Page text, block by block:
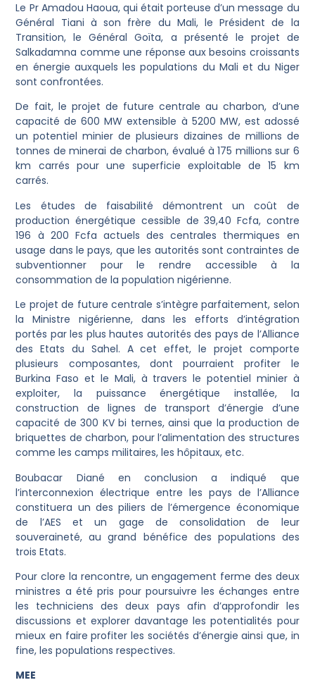
Le Pr Amadou Haoua, qui était porteuse d’un message du
Général Tiani à son frère du Mali, le Président de la
Transition, le Général Goïta, a présenté le projet de
Salkadamna comme une réponse aux besoins croissants
en énergie auxquels les populations du Mali et du Niger
sont confrontées.
De fait, le projet de future centrale au charbon, d’une
capacité de 600 MW extensible à 5200 MW, est adossé
un potentiel minier de plusieurs dizaines de millions de
tonnes de minerai de charbon, évalué à 175 millions sur 6
km carrés pour une superficie exploitable de 15 km
carrés.
Les études de faisabilité démontrent un coût de
production énergétique cessible de 39,40 Fcfa, contre
196 à 200 Fcfa actuels des centrales thermiques en
usage dans le pays, que les autorités sont contraintes de
subventionner pour le rendre accessible à la
consommation de la population nigérienne.
Le projet de future centrale s’intègre parfaitement, selon
la Ministre nigérienne, dans les efforts d’intégration
portés par les plus hautes autorités des pays de l’Alliance
des Etats du Sahel. A cet effet, le projet comporte
plusieurs composantes, dont pourraient profiter le
Burkina Faso et le Mali, à travers le potentiel minier à
exploiter, la puissance énergétique installée, la
construction de lignes de transport d’énergie d’une
capacité de 300 KV bi ternes, ainsi que la production de
briquettes de charbon, pour l’alimentation des structures
comme les camps militaires, les hôpitaux, etc.
Boubacar Diané en conclusion a indiqué que
l’interconnexion électrique entre les pays de l’Alliance
constituera un des piliers de l’émergence économique
de l’AES et un gage de consolidation de leur
souveraineté, au grand bénéfice des populations des
trois Etats.
Pour clore la rencontre, un engagement ferme des deux
ministres a été pris pour poursuivre les échanges entre
les techniciens des deux pays afin d’approfondir les
discussions et explorer davantage les potentialités pour
mieux en faire profiter les sociétés d’énergie ainsi que, in
fine, les populations respectives.
MEE